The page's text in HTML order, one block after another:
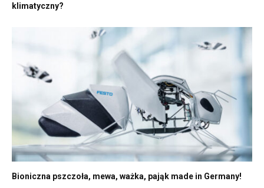
klimatyczny?
Bioniczna pszczoła, mewa, ważka, pająk made in Germany!